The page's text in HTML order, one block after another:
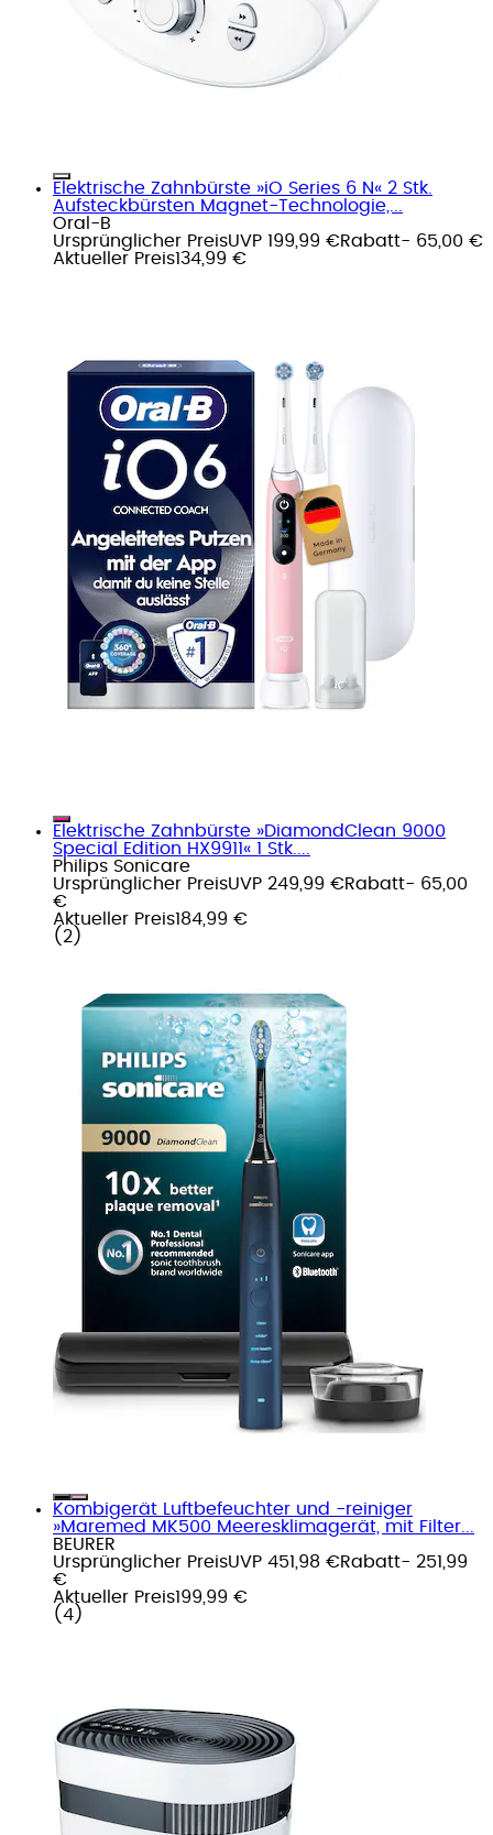
Elektrische Zahnbürste »iO Series 6 N« 2 Stk.
Aufsteckbürsten Magnet-Technologie,...
Oral-B
Ursprünglicher PreisUVP 199,99 €Rabatt- 65,00 €
Aktueller Preis134,99 €
Elektrische Zahnbürste »DiamondClean 9000
Special Edition HX9911« 1 Stk....
Philips Sonicare
Ursprünglicher PreisUVP 249,99 €Rabatt- 65,00
€
Aktueller Preis184,99 €
( 2 )
Kombigerät Luftbefeuchter und -reiniger
»Maremed MK500 Meeresklimagerät, mit Filter...
BEURER
Ursprünglicher PreisUVP 451,98 €Rabatt- 251,99
€
Aktueller Preis199,99 €
( 4 )